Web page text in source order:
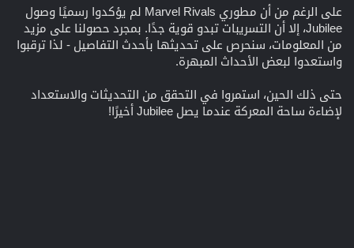
على الرغم من أن مطوري Marvel Rivals لم يؤكدوا رسميًا وصول
Jubilee، إلا أن التسريبات تبدو قوية جدًا. بمجرد حصولنا على مزيد
من المعلومات، سنحرص على تحديثها بأحدث التفاصيل - لذا ترقبوا
واستعدوا لبعض الأحداث المبهرة.
حتى ذلك الحين، استمروا في التحقق من التحديثات والاستعداد
لإضاءة ساحة المعركة عندما يصل Jubilee أخيرًا!